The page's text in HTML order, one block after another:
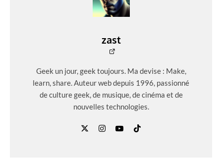
zast
Geek un jour, geek toujours. Ma devise : Make,
learn, share. Auteur web depuis 1996, passionné
de culture geek, de musique, de cinéma et de
nouvelles technologies.